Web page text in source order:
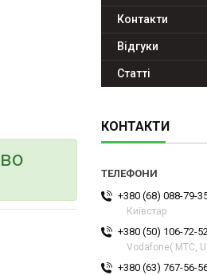
Контакти
Відгуки
Статті
КОНТАКТИ
+380 (68) 088-79-
Київстар
+380 (50) 106-72-
Vodafone( МТС,
+380 (63) 767-56-